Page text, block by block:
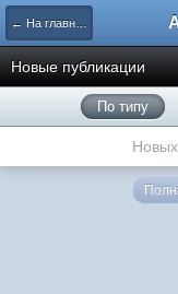
← На главную
Новые публикации
По типу